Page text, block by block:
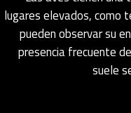
lugares elevados, como
pueden observar su
presencia frecuente
suele